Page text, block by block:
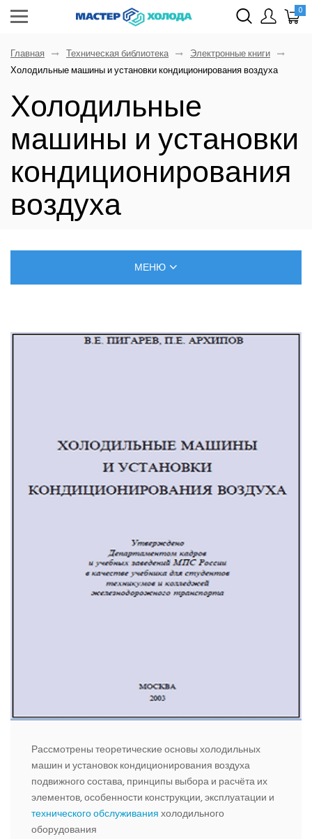
0
Главная Техническая библиотека
Электронные книги
Холодильные машины и установки кондиционирования воздуха
Холодильные
машины и установки
кондиционирования
воздуха
МЕНЮ
САМОСТОЯТЕЛЬНЫЙ МОНТАЖ КОНДИЦИОНЕРОВ
СПРАВОЧНЫЕ МАТЕРИАЛЫ
КОНДИЦИОНИРОВАНИЕ СЕРВЕРНОЙ
Рассмотрены теоретические основы холодильных
машин и установок кондиционирования воздуха
подвижного состава, принципы выбора и расчёта их
элементов, особенности конструкции, эксплуатации и
технического обслуживанияхолодильного
оборудования